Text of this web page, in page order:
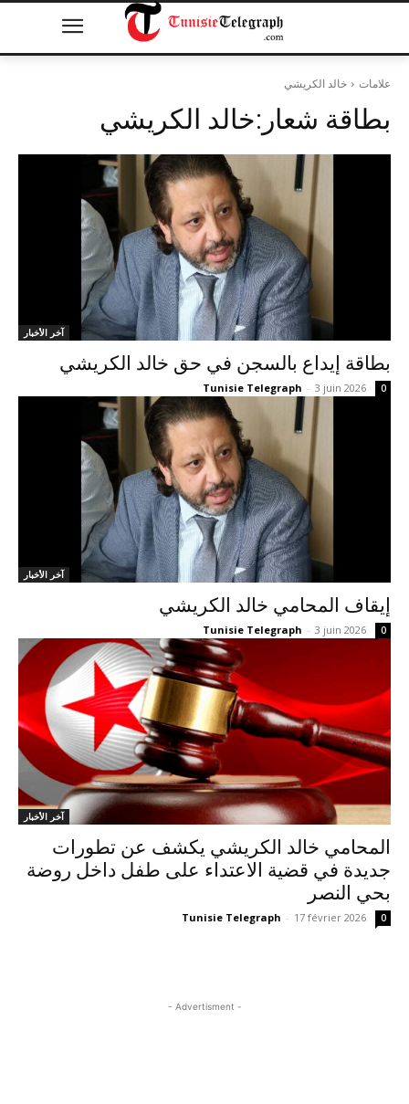
علامات خالد الكريشي
بطاقة شعار:خالد الكريشي
آخر الأخبار
بطاقة إيداع بالسجن في حق خالد الكريشي
Tunisie Telegraph - 3 juin 2026 0
آخر الأخبار
إيقاف المحامي خالد الكريشي
Tunisie Telegraph - 3 juin 2026 0
آخر الأخبار
المحامي خالد الكريشي يكشف عن تطورات
جديدة في قضية الاعتداء على طفل داخل روضة
بحي النصر
Tunisie Telegraph - 17 février 2026 0
- Advertisment -